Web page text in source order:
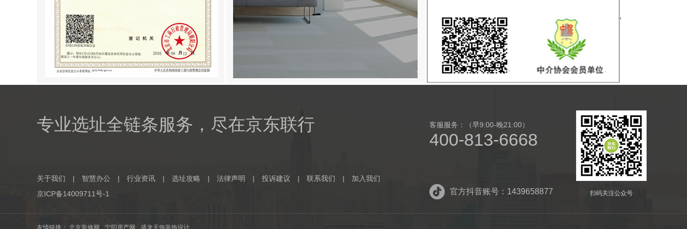
专业选址全链条服务，尽在京东联行
关于我们 | 智慧办公 | 行业资讯 | 选址攻略 | 法律声明 | 投诉建议 | 联系我们 |
加入我们
京ICP备14009711号-1
客服服务：（早9:00-晚21:00）
400-813-6668
官方抖音账号：1439658877 扫码关注公众号